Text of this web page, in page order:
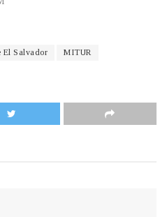
El Salvador MITUR